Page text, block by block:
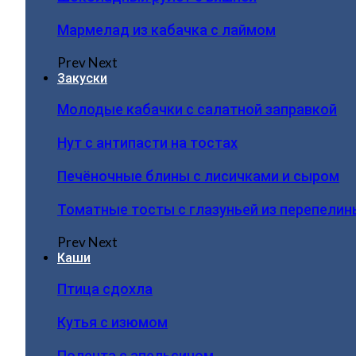
Мармелад из кабачка с лаймом
PrevNext
Закуски
Молодые кабачки с салатной заправкой
Нут с антипасти на тостах
Печёночные блины с лисичками и сыром
Томатные тосты с глазуньей из
PrevNext
Каши
Птица сдохла
Кутья с изюмом